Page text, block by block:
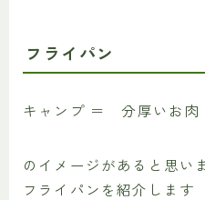
フライパン
キャンプ ＝ 分厚いお肉
のイメージがあると思い
フライパンを紹介します